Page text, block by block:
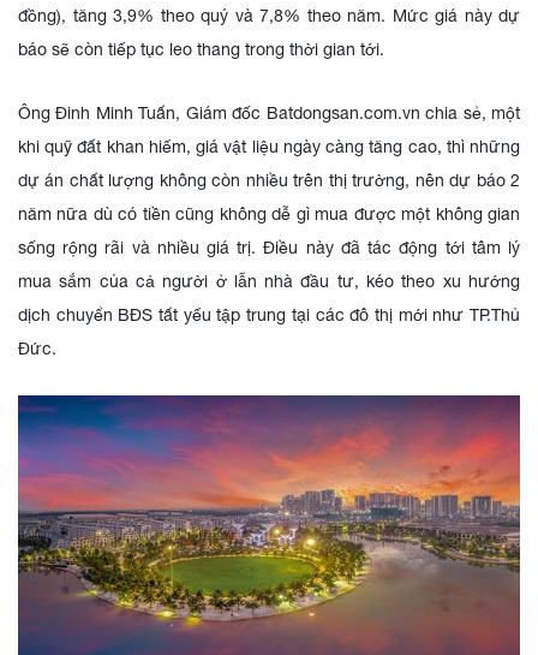
đồng), tăng 3,9% theo quý và 7,8% theo năm. Mức giá này dự
báo sẽ còn tiếp tục leo thang trong thời gian tới.
Ông Đinh Minh Tuấn, Giám đốc Batdongsan.com.vn chia sẻ, một
khi quỹ đất khan hiếm, giá vật liệu ngày càng tăng cao, thì những
dự án chất lượng không còn nhiều trên thị trường, nên dự báo 2
năm nữa dù có tiền cũng không dễ gì mua được một không gian
sống rộng rãi và nhiều giá trị. Điều này đã tác động tới tâm lý
mua sắm của cả người ở lẫn nhà đầu tư, kéo theo xu hướng
dịch chuyển BĐS tất yếu tập trung tại các đô thị mới như TP.Thủ
Đức.